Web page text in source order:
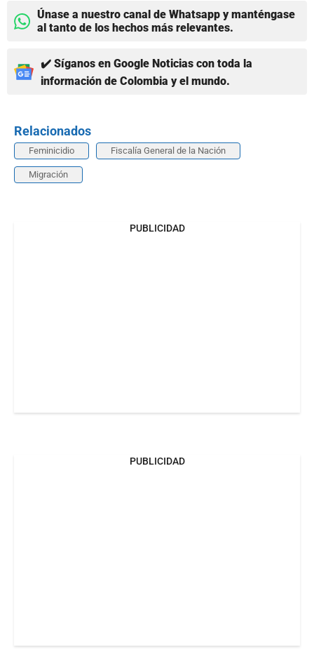
Únase a nuestro canal de Whatsapp y manténgase
al tanto de los hechos más relevantes.
✔️ Síganos en Google Noticias con toda la
información de Colombia y el mundo.
Relacionados
Feminicidio Fiscalía General de la Nación
Migración
PUBLICIDAD
PUBLICIDAD